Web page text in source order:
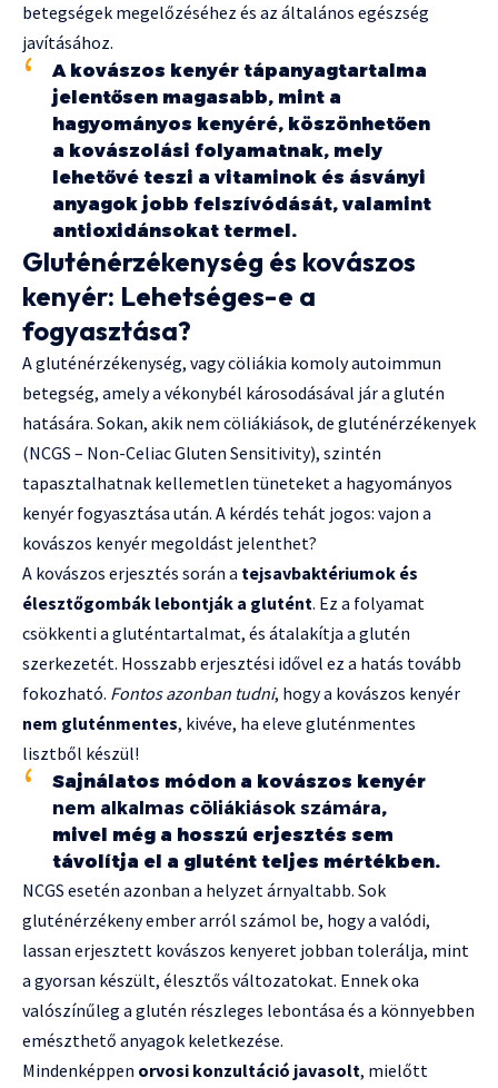
betegségek megelőzéséhez és az általános egészség
javításához.
A kovászos kenyér tápanyagtartalma
jelentősen magasabb, mint a
hagyományos kenyéré, köszönhetően
a kovászolási folyamatnak, mely
lehetővé teszi a vitaminok és ásványi
anyagok jobb felszívódását, valamint
antioxidánsokat termel.
Gluténérzékenység és kovászos
kenyér: Lehetséges-e a
fogyasztása?
A gluténérzékenység, vagy cöliákia komoly autoimmun
betegség, amely a vékonybél károsodásával jár a glutén
hatására. Sokan, akik nem cöliákiások, de gluténérzékenyek
(NCGS – Non-Celiac Gluten Sensitivity), szintén
tapasztalhatnak kellemetlen tüneteket a hagyományos
kenyér fogyasztása után. A kérdés tehát jogos: vajon a
kovászos kenyér megoldást jelenthet?
A kovászos erjesztés során a tejsavbaktériumok és
élesztőgombák lebontják a glutént. Ez a folyamat
csökkenti a gluténtartalmat, és átalakítja a glutén
szerkezetét. Hosszabb erjesztési idővel ez a hatás tovább
fokozható. Fontos azonban tudni, hogy a kovászos kenyér
nem gluténmentes, kivéve, ha eleve gluténmentes
lisztből készül!
Sajnálatos módon a kovászos kenyér
nem alkalmas cöliákiások számára,
mivel még a hosszú erjesztés sem
távolítja el a glutént teljes mértékben.
NCGS esetén azonban a helyzet árnyaltabb. Sok
gluténérzékeny ember arról számol be, hogy a valódi,
lassan erjesztett kovászos kenyeret jobban tolerálja, mint
a gyorsan készült, élesztős változatokat. Ennek oka
valószínűleg a glutén részleges lebontása és a könnyebben
emészthető anyagok keletkezése.
Mindenképpen orvosi konzultáció javasolt, mielőtt